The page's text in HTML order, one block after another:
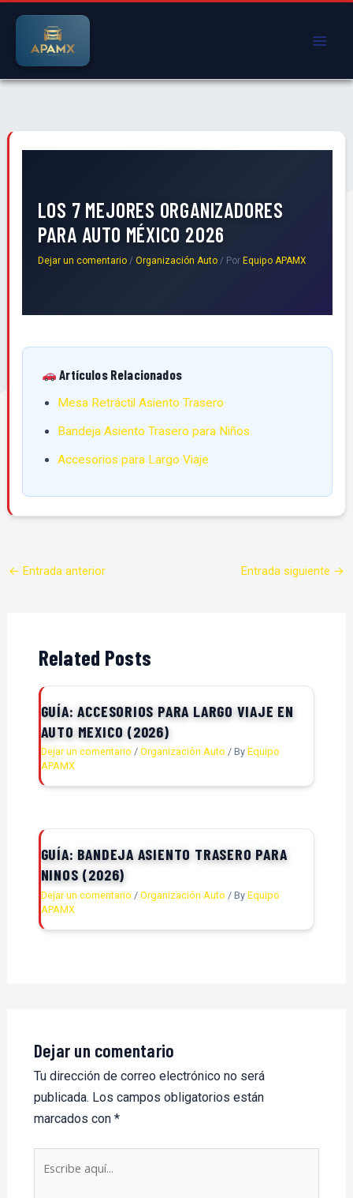
contenido
LOS 7 MEJORES ORGANIZADORES
PARA AUTO MÉXICO 2026
Dejar un comentario / Organización Auto/ Por Equipo APAMX
Artículos Relacionados
Mesa Retráctil Asiento Trasero
Bandeja Asiento Trasero para Niños
Accesorios para Largo Viaje
← Entrada anterior Entrada siguiente →
Related Posts
GUÍA: ACCESORIOS PARA LARGO VIAJE EN
AUTO MEXICO (2026)
Dejar un comentario / Organización Auto / By Equipo
APAMX
GUÍA: BANDEJA ASIENTO TRASERO PARA
NINOS (2026)
Dejar un comentario / Organización Auto / By Equipo
APAMX
Dejar un comentario
Tu dirección de correo electrónico no será
publicada. Los campos obligatorios están
marcados con *